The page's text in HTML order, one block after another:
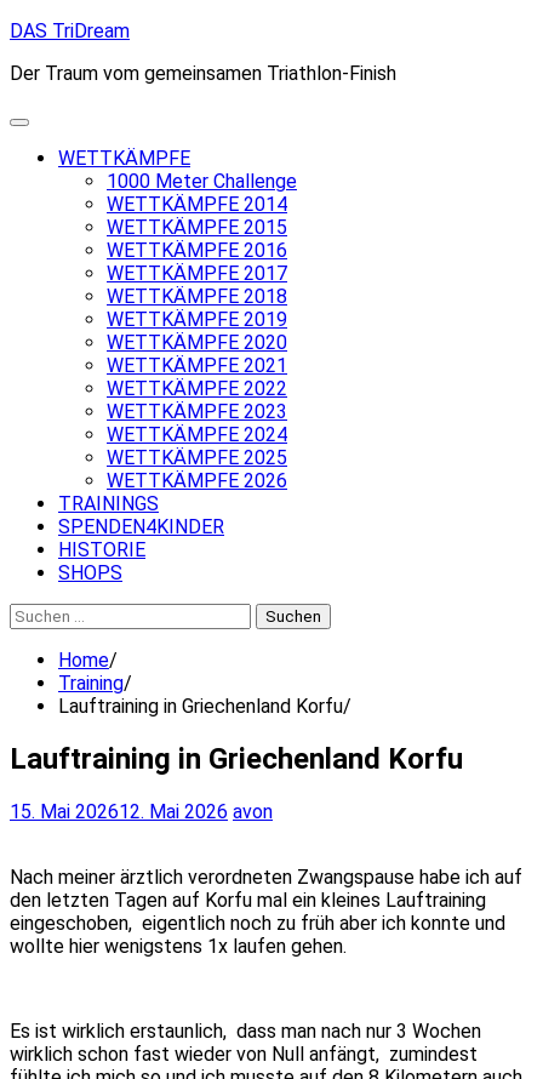
Skip
content
DAS TriDream
Der Traum vom gemeinsamen Triathlon-Finish
WETTKÄMPFE
1000 Meter Challenge
WETTKÄMPFE 2014
WETTKÄMPFE 2015
WETTKÄMPFE 2016
WETTKÄMPFE 2017
WETTKÄMPFE 2018
WETTKÄMPFE 2019
WETTKÄMPFE 2020
WETTKÄMPFE 2021
WETTKÄMPFE 2022
WETTKÄMPFE 2023
WETTKÄMPFE 2024
WETTKÄMPFE 2025
WETTKÄMPFE 2026
TRAININGS
SPENDEN4KINDER
HISTORIE
SHOPS
Suchen
nach:
Home
Training
Lauftraining in Griechenland Korfu
Lauftraining in Griechenland Korfu
15. Mai 202612. Mai 2026 avon
Nach meiner ärztlich verordneten Zwangspause habe ich auf
den letzten Tagen auf Korfu mal ein kleines Lauftraining
eingeschoben, eigentlich noch zu früh aber ich konnte und
wollte hier wenigstens 1x laufen gehen.
Es ist wirklich erstaunlich, dass man nach nur 3 Wochen
wirklich schon fast wieder von Null anfängt, zumindest